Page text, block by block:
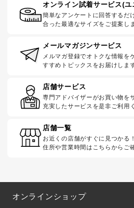
オンライン試着サービス(ユ
簡単なアンケートに回答するだ
合った最適なサイズをご提案し
メールマガジンサービス
メルマガ登録でオトクな情報を
すすめトピックスをお届けしま
店舗サービス
専門アドバイザーがお買い物を
充実したサービスを是非ご利用
店舗一覧
お近くの店舗がすぐに見つかる！
住所や営業時間はこちらからご
オンラインショップ